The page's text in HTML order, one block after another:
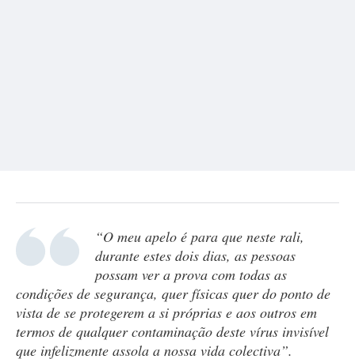
“O meu apelo é para que neste rali,
durante estes dois dias, as pessoas
possam ver a prova com todas as
condições de segurança, quer físicas quer do ponto de
vista de se protegerem a si próprias e aos outros em
termos de qualquer contaminação deste vírus invisível
que infelizmente assola a nossa vida colectiva”.